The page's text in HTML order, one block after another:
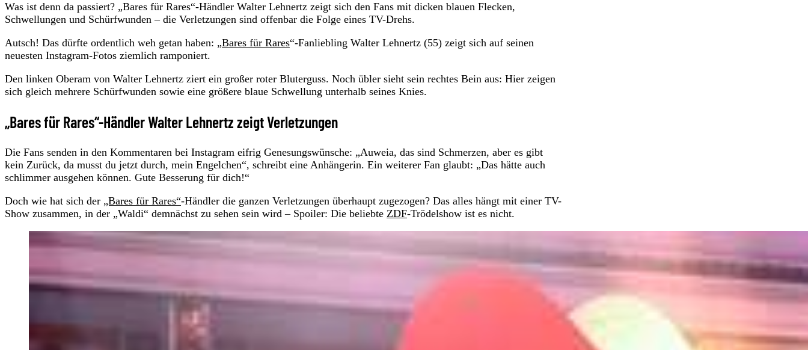
Was ist denn da passiert? „Bares für Rares“-Händler Walter Lehnertz zeigt sich den Fans mit dicken blauen Flecken,
Schwellungen und Schürfwunden – die Verletzungen sind offenbar die Folge eines TV-Drehs.
Autsch! Das dürfte ordentlich weh getan haben: „Bares für Rares“-Fanliebling Walter Lehnertz (55) zeigt sich auf seinen
neuesten Instagram-Fotos ziemlich ramponiert.
Den linken Oberam von Walter Lehnertz ziert ein großer roter Bluterguss. Noch übler sieht sein rechtes Bein aus: Hier zeigen
sich gleich mehrere Schürfwunden sowie eine größere blaue Schwellung unterhalb seines Knies.
„Bares für Rares“-Händler Walter Lehnertz zeigt Verletzungen
Die Fans senden in den Kommentaren bei Instagram eifrig Genesungswünsche: „Auweia, das sind Schmerzen, aber es gibt
kein Zurück, da musst du jetzt durch, mein Engelchen“, schreibt eine Anhängerin. Ein weiterer Fan glaubt: „Das hätte auch
schlimmer ausgehen können. Gute Besserung für dich!“
Doch wie hat sich der „Bares für Rares“-Händler die ganzen Verletzungen überhaupt zugezogen? Das alles hängt mit einer TV-
Show zusammen, in der „Waldi“ demnächst zu sehen sein wird – Spoiler: Die beliebte ZDF-Trödelshow ist es nicht.